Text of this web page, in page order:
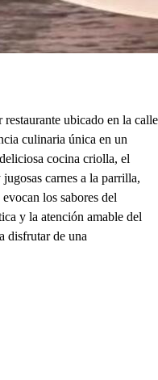
ubicado en la calle
culinaria única en un
cocina criolla, el
carnes a la parrilla,
los sabores del
y la atención amable del
disfrutar de una